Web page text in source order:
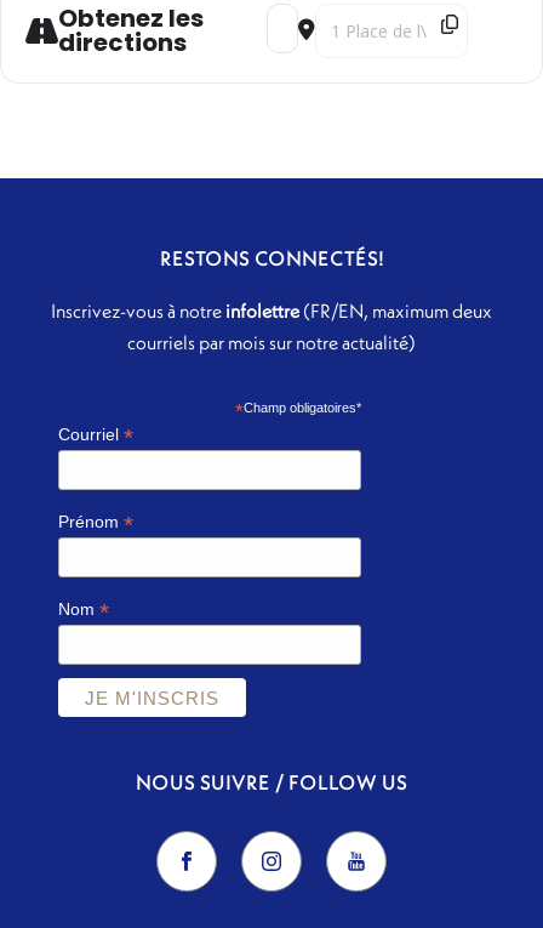
Obtenez les
directions
Address - Chants de l'aube
Destination Address -
RESTONS CONNECTÉS!
Inscrivez-vous à notre infolettre(FR/EN, maximum deux
courriels par mois sur notre actualité)
*Champ obligatoires*
Courriel*
Prénom*
Nom*
NOUS SUIVRE / FOLLOW US